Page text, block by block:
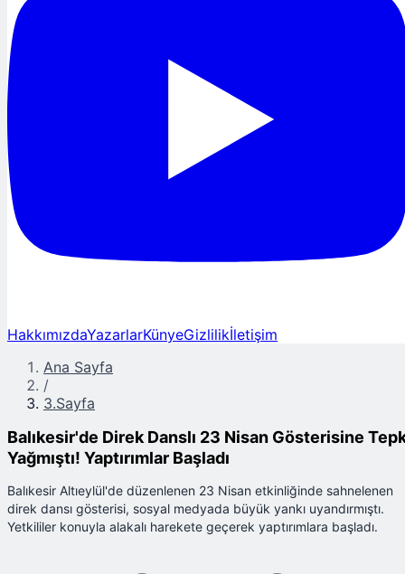
HakkımızdaYazarlarKünyeGizlilikİletişim
Ana Sayfa
/
3.Sayfa
Balıkesir'de Direk Danslı 23 Nisan Gösterisine
Yağmıştı! Yaptırımlar Başladı
Balıkesir Altıeylül'de düzenlenen 23 Nisan etkinliğinde sahnelenen
direk dansı gösterisi, sosyal medyada büyük yankı uyandırmıştı.
Yetkililer konuyla alakalı harekete geçerek yaptırımlara başladı.